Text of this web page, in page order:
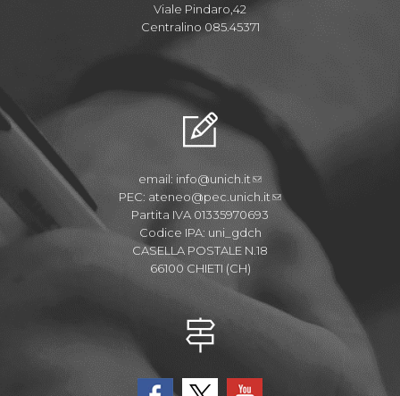
Viale Pindaro,42
Centralino 085.45371
email: info@unich.it
PEC: ateneo@pec.unich.it
Partita IVA 01335970693
Codice IPA: uni_gdch
CASELLA POSTALE N.18
66100 CHIETI (CH)